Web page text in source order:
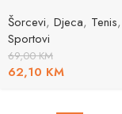
Šorcevi, Djeca, Tenis,
Sportovi
69,00KM
62,10 KM